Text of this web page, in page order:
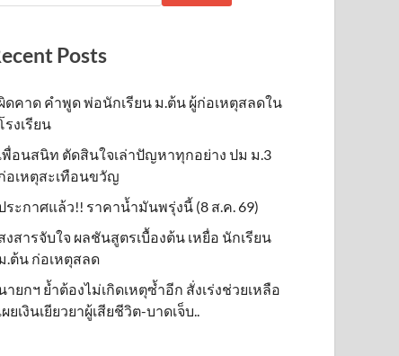
Posts
ดคาด คำพูด พ่อนักเรียน ม.ต้น ผู้ก่อเหตุสลดใน
รงเรียน
พื่อนสนิท ตัดสินใจเล่าปัญหาทุกอย่าง ปม ม.3
อเหตุสะเทือนขวัญ
ระกาศแล้ว!! ราคาน้ำมันพรุ่งนี้ (8 ส.ค. 69)
งสารจับใจ ผลชันสูตรเบื้องต้น เหยื่อ นักเรียน
.ต้น ก่อเหตุสลด
ายกฯ ย้ำต้องไม่เกิดเหตุซ้ำอีก สั่งเร่งช่วยเหลือ
ผยเงินเยียวยาผู้เสียชีวิต-บาดเจ็บ..